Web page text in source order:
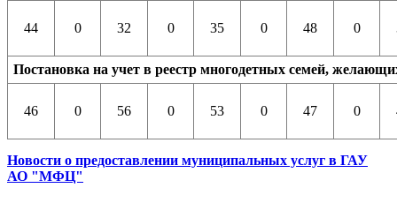
44 0 32 0 35 0 48 0
Постановка на учет в реестр многодетных семей,
46 0 56 0 53 0 47 0
Новости о предоставлении муниципальных услуг в ГАУ
АО "МФЦ"